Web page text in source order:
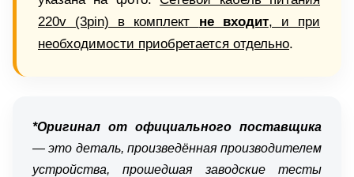
220v (3pin) в комплект не входит, и при
необходимости приобретается отдельно.
*Оригинал от официального поставщика
— это деталь, произведённая производителем
устройства, прошедшая заводские тесты